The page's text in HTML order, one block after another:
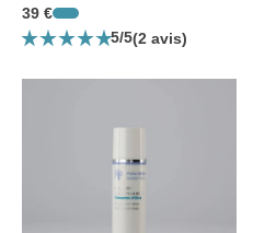
39 €
star_ratestar_ratestar_ratestar_ratestar_rate5/5(2 avis)